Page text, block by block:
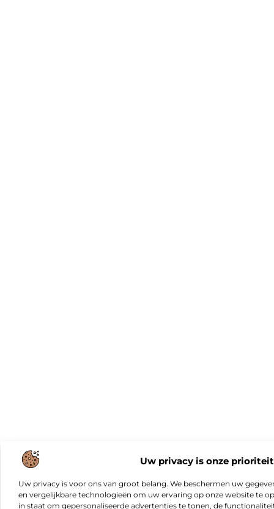
Uw privacy is onze prioriteit
Uw privacy is voor ons van groot belang. We beschermen uw
en vergelijkbare technologieën om uw ervaring op onze website te
in staat om gepersonaliseerde advertenties te tonen, de